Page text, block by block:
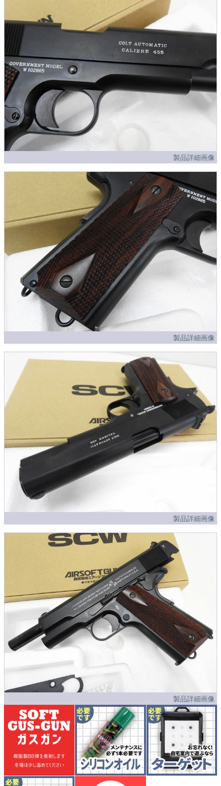
製品詳細画像
製品詳細画像
製品詳細画像
製品詳細画像